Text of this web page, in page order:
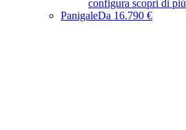
configura scopri di più
PanigaleDa 16.790 €